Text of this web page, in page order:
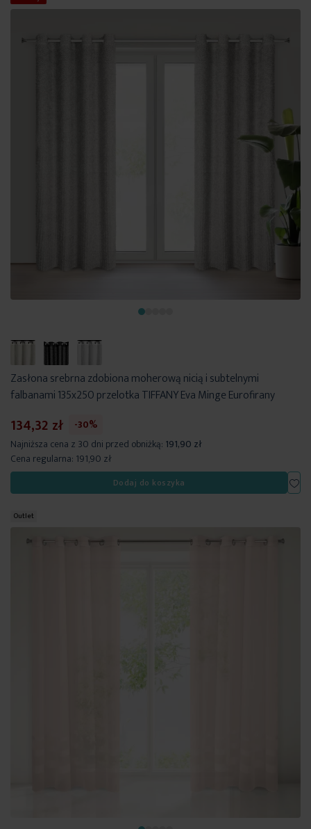
Zasłona srebrna zdobiona moherową nicią i subtelnymi
falbanami 135x250 przelotka TIFFANY Eva Minge Eurofirany
134,32 zł
-30%
Najniższa cena z 30 dni przed obniżką: 191,90 zł
Cena regularna: 191,90 zł
Dodaj do koszyka
Outlet